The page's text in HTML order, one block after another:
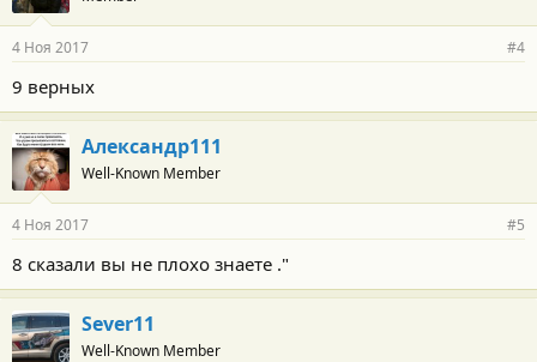
4 Ноя 2017 #4
9 верных
Александр111
Well-Known Member
4 Ноя 2017 #5
8 сказали вы не плохо знаете ."
Sever11
Well-Known Member